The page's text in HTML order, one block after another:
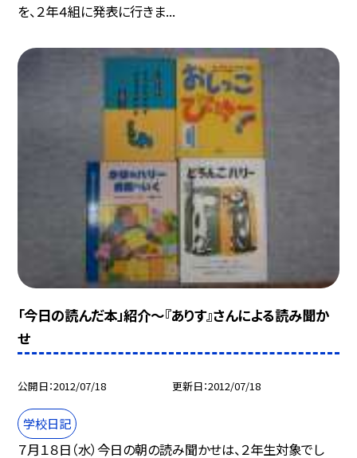
を、２年４組に発表に行きま...
「今日の読んだ本」紹介〜『ありす』さんによる読み聞か
せ
公開日 2012/07/18 更新日 2012/07/18
学校日記
７月１８日（水）今日の朝の読み聞かせは、２年生対象でし